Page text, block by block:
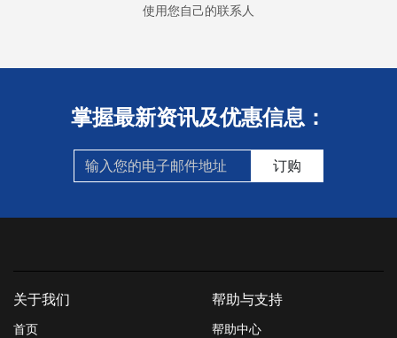
使用您自己的联系人
掌握最新资讯及优惠信息：
订购
关于我们
首页
帮助与支持
帮助中心